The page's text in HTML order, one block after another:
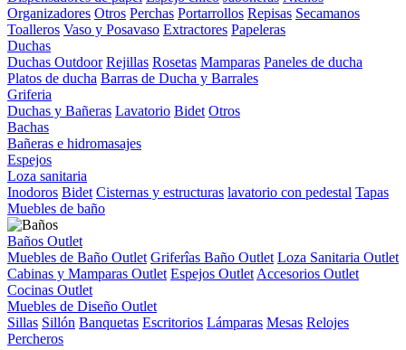
Organizadores Otros Perchas Portarrollos Repisas Secamanos
Toalleros Vaso y Posavaso Extractores Papeleras
Duchas
Duchas Outdoor Rejillas Rosetas Mamparas Paneles de ducha
Platos de ducha Barras de Ducha y Barrales
Griferia
Duchas y Bañeras Lavatorio Bidet Otros
Bachas
Bañeras e hidromasajes
Espejos
Loza sanitaria
Inodoros Bidet Cisternas y estructuras lavatorio con pedestal Tapas
Muebles de baño
Baños Outlet
Muebles de Baño Outlet Griferîas Baño Outlet Loza Sanitaria Outlet
Cabinas y Mamparas Outlet Espejos Outlet Accesorios Outlet
Cocinas Outlet
Muebles de Diseño Outlet
Sillas Sillón Banquetas Escritorios Lámparas Mesas Relojes
Percheros